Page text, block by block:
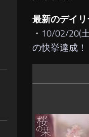
最新のデイ
・ 10/02/20(
の快挙達成！